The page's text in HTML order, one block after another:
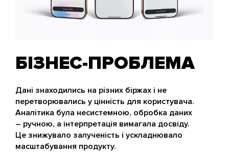
БІЗНЕС-ПРОБЛЕМА
Дані знаходились на різних біржах і не
перетворювались у цінність для користувача.
Аналітика була несистемною, обробка даних
– ручною, а інтерпретація вимагала досвіду.
Це знижувало залученість і ускладнювало
масштабування продукту.